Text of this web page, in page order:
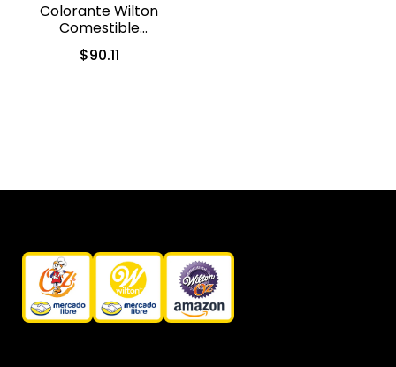
Colorante Wilton
Comestible
Violeta/Violet 28.3gr.
(04-0-0034)
$90.11